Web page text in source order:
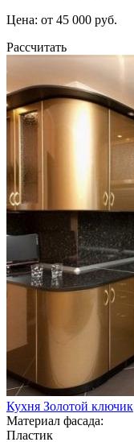
Цена: от 45 000 руб.
Рассчитать
Кухня Золотой ключик
Материал фасада:
Пластик